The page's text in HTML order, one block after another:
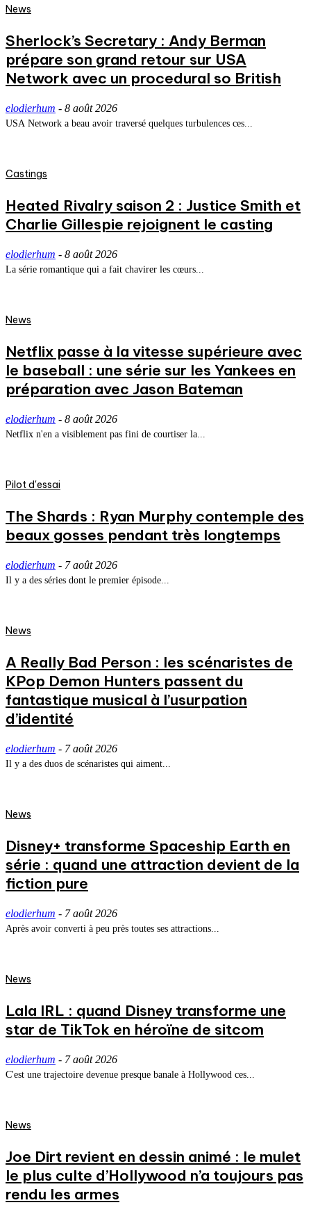
News
Sherlock’s Secretary : Andy Berman
prépare son grand retour sur USA
Network avec un procedural so British
elodierhum - 8 août 2026
USA Network a beau avoir traversé quelques turbulences ces...
Castings
Heated Rivalry saison 2 : Justice Smith et
Charlie Gillespie rejoignent le casting
elodierhum - 8 août 2026
La série romantique qui a fait chavirer les cœurs...
News
Netflix passe à la vitesse supérieure avec
le baseball : une série sur les Yankees en
préparation avec Jason Bateman
elodierhum - 8 août 2026
Netflix n'en a visiblement pas fini de courtiser la...
Pilot d'essai
The Shards : Ryan Murphy contemple des
beaux gosses pendant très longtemps
elodierhum - 7 août 2026
Il y a des séries dont le premier épisode...
News
A Really Bad Person : les scénaristes de
KPop Demon Hunters passent du
fantastique musical à l’usurpation
d’identité
elodierhum - 7 août 2026
Il y a des duos de scénaristes qui aiment...
News
Disney+ transforme Spaceship Earth en
série : quand une attraction devient de la
fiction pure
elodierhum - 7 août 2026
Après avoir converti à peu près toutes ses attractions...
News
Lala IRL : quand Disney transforme une
star de TikTok en héroïne de sitcom
elodierhum - 7 août 2026
C'est une trajectoire devenue presque banale à Hollywood ces...
News
Joe Dirt revient en dessin animé : le mulet
le plus culte d’Hollywood n’a toujours pas
rendu les armes